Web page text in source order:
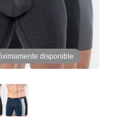
disponible